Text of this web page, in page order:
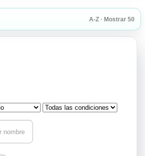
A-Z · Mostrar 50